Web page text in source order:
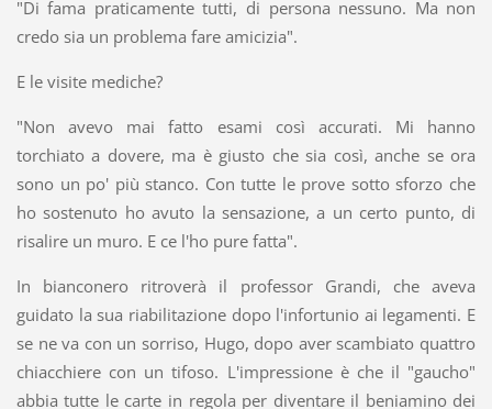
"Di fama praticamente tutti, di persona nessuno. Ma non
credo sia un problema fare amicizia".
E le visite mediche?
"Non avevo mai fatto esami così accurati. Mi hanno
torchiato a dovere, ma è giusto che sia così, anche se ora
sono un po' più stanco. Con tutte le prove sotto sforzo che
ho sostenuto ho avuto la sensazione, a un certo punto, di
risalire un muro. E ce l'ho pure fatta".
In bianconero ritroverà il professor Grandi, che aveva
guidato la sua riabilitazione dopo l'infortunio ai legamenti. E
se ne va con un sorriso, Hugo, dopo aver scambiato quattro
chiacchiere con un tifoso. L'impressione è che il "gaucho"
abbia tutte le carte in regola per diventare il beniamino dei